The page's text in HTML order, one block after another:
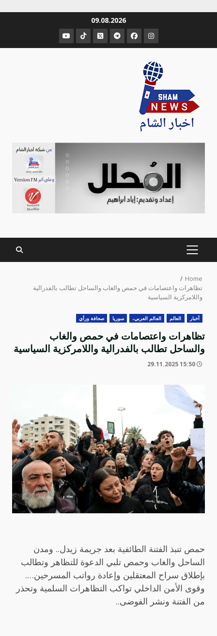
09.08.2026
عنصر
القائمة
عنصر
القائمة
عنصر
القائمة
عنصر
القائمة
عنصر
القائمة
عنصر
القائمة
PRIMARY
MENU
Home
تظاهرات واعتصامات في حمص والغاب والساحل تطالب بالفدرالية
واللامركزية السياسية
أخبار العالم العالم العربي، سوريا صحافة ورأي
تظاهرات واعتصامات في حمص والغاب
والساحل تطالب بالفدرالية واللامركزية السياسية
حمص تنبذ الفتنة الطائفية بعد جريمة زيدل.. ومدن
الساحل والغاب وحمص تلبي الدعوة للتظاهر وتطالب
بإطلاق سراح المعتقلين وإعادة رواتب المسرحين….
وقوى الأمن الداخلي تواكب التظاهرات السلمية وتحذر
من الفتنة ونشر الفوضى..